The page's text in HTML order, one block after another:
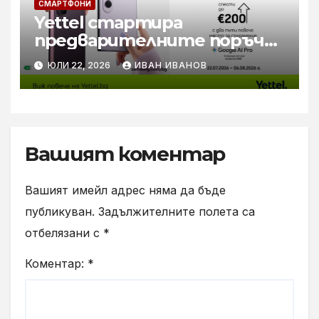
СМАРТФОНИ
Yettel стартира
предварителните поръчки
за новите Samsung Galaxy Z
Flip8, Fold8 и Fold8 Ultra
ЮЛИ 22, 2026 ИВАН ИВАНОВ
Вашият коментар
Вашият имейл адрес няма да бъде
публикуван. Задължителните полета са
отбелязани с *
Коментар: *